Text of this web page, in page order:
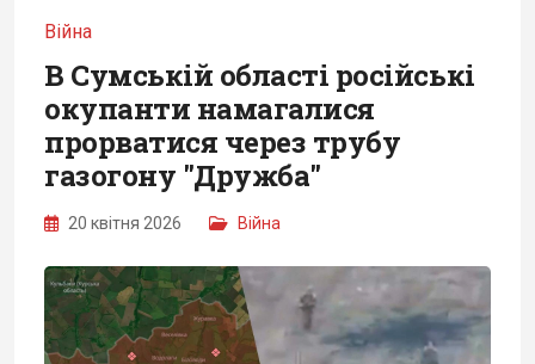
Війна
В Сумській області російські
окупанти намагалися
прорватися через трубу
газогону "Дружба"
20 квітня 2026 Війна